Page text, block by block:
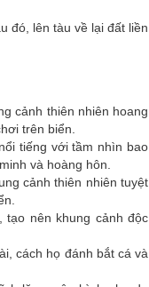
đó, lên tàu về lại đất liền
cảnh thiên nhiên hoang
trên biển.
tiếng với tầm nhìn bao
và hoàng hôn.
cảnh thiên nhiên tuyệt
nên khung cảnh độc
cách họ đánh bắt cá và